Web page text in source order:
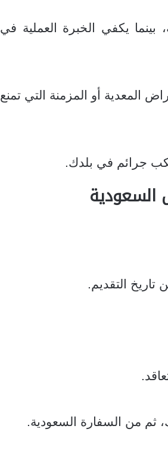
يكفي الخبرة العملية في
المعدية أو المزمنة التي تمنع
جرائم في بلدك.
السعودية
ثم من السفارة السعودية.